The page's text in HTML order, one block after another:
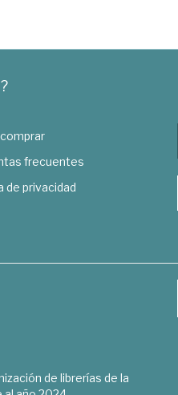
frecuentes
de privacidad
de librerías de la